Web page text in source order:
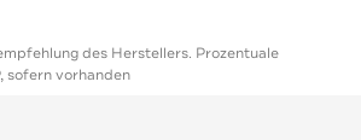
des Herstellers. Prozentuale
sofern vorhanden